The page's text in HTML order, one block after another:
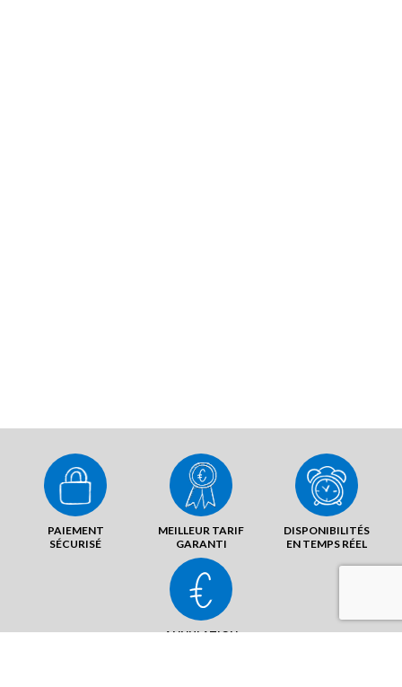
PAIEMENT
SÉCURISÉ
MEILLEUR TARIF
GARANTI
DISPONIBILITÉS
EN TEMPS RÉEL
ANNULATION